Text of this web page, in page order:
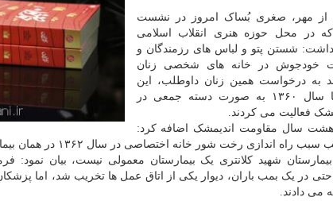
از مهر، صغری بُساک امروز در نشست
در محل حوزه هنری انقلاب اسلامی
شستن پتو و لباس های رزمندگان و
خودجوش در خانه های شخصی زنان
به درخواست همین زنان داوطلب، این
فعالیت گسترده تر شد و تا سال ۱۳۶۰ به صورت دسته جمعی در
فعالیت می کردند.
هشت سال مقاومت اندیمشک اضافه کرد:
اندازی رخت شور خانه اختصاصی در سال ۱۳۶۲ در همان بیمارستان شد.
شهید کلانتری یک بیمارستان معمولی نیست، بیان نمود:
در یک بمب باران، دیوار یکی از اتاق عمل ها تخریب شد، اما
می دادند.